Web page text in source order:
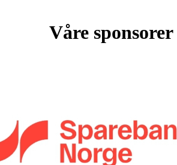
Våre sponsorer